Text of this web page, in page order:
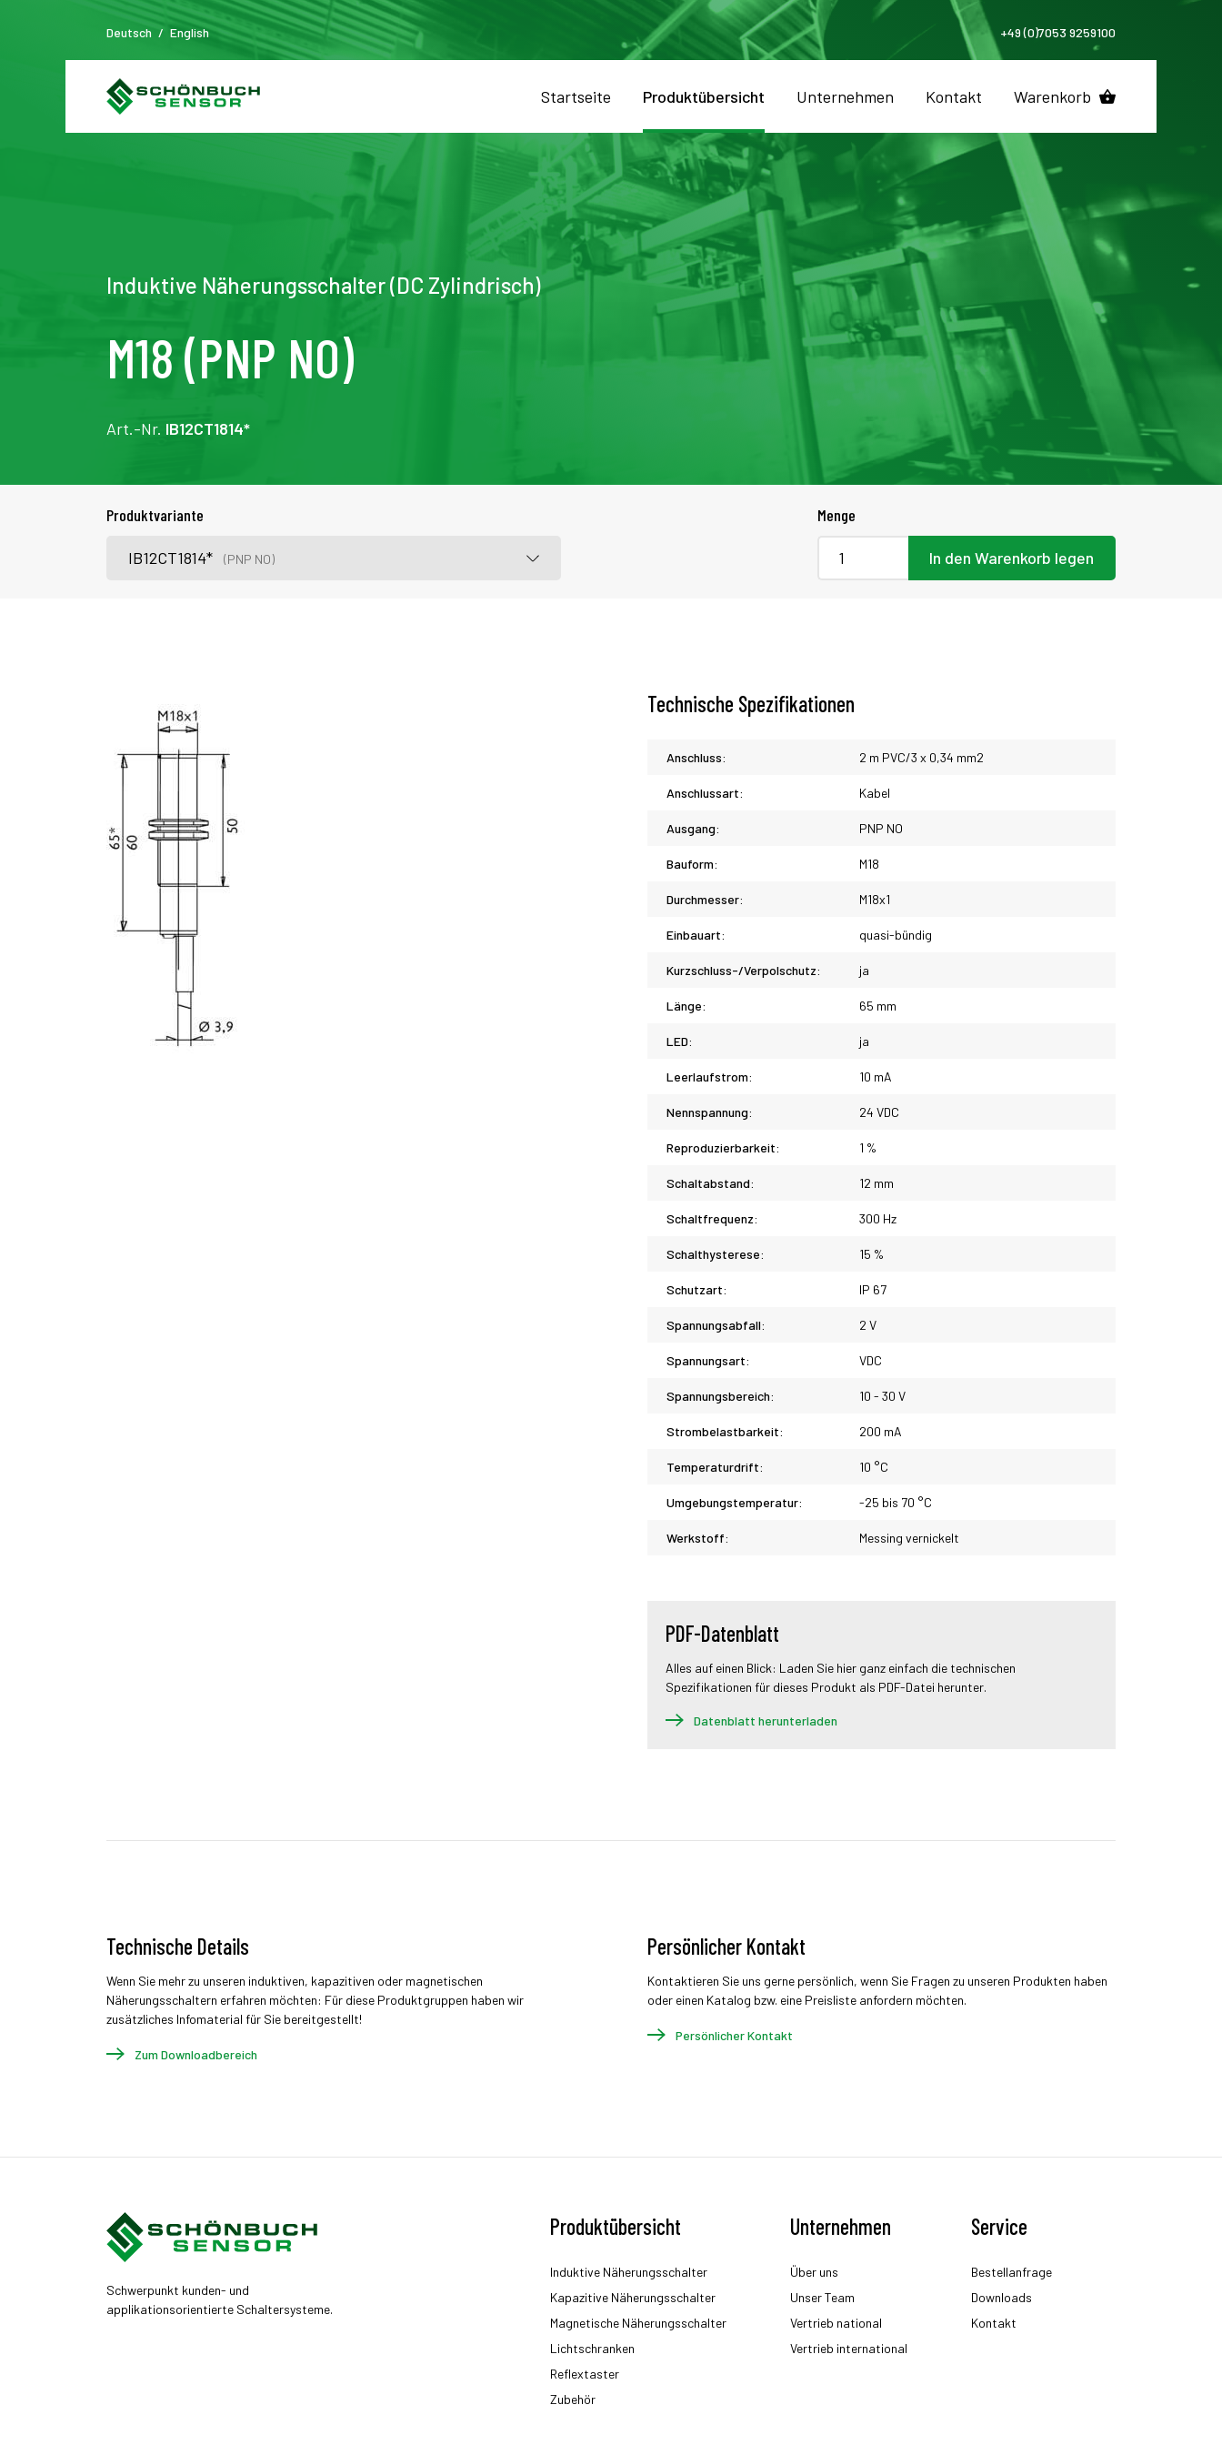
Deutsch / English +49 (0)7053 9259100
Startseite Produktübersicht Unternehmen Kontakt Warenkorb
Induktive Näherungsschalter (DC Zylindrisch)
M18 (PNP NO)
Art.-Nr. IB12CT1814*
Produktvariante
IB12CT1814* (PNP NO)
Menge
In den Warenkorb legen
Technische Spezifikationen
Anschluss: 2 m PVC/3 x 0,34 mm2
Anschlussart: Kabel
Ausgang: PNP NO
Bauform: M18
Durchmesser: M18x1
Einbauart: quasi-bündig
Kurzschluss-/Verpolschutz: ja
Länge: 65 mm
LED: ja
Leerlaufstrom: 10 mA
Nennspannung: 24 VDC
Reproduzierbarkeit: 1 %
Schaltabstand: 12 mm
Schaltfrequenz: 300 Hz
Schalthysterese: 15 %
Schutzart: IP 67
Spannungsabfall: 2 V
Spannungsart: VDC
Spannungsbereich: 10 - 30 V
Strombelastbarkeit: 200 mA
Temperaturdrift: 10 °C
Umgebungstemperatur: -25 bis 70 °C
Werkstoff: Messing vernickelt
PDF-Datenblatt
Alles auf einen Blick: Laden Sie hier ganz einfach die technischen
Spezifikationen für dieses Produkt als PDF-Datei herunter.
Datenblatt herunterladen
Technische Details
Wenn Sie mehr zu unseren induktiven, kapazitiven oder magnetischen
Näherungsschaltern erfahren möchten: Für diese Produktgruppen haben wir
zusätzliches Infomaterial für Sie bereitgestellt!
Zum Downloadbereich
Persönlicher Kontakt
Kontaktieren Sie uns gerne persönlich, wenn Sie Fragen zu unseren Produkten haben
oder einen Katalog bzw. eine Preisliste anfordern möchten.
Persönlicher Kontakt
Schwerpunkt kunden- und
applikationsorientierte Schaltersysteme.
Produktübersicht
Induktive Näherungsschalter
Kapazitive Näherungsschalter
Magnetische Näherungsschalter
Lichtschranken
Reflextaster
Zubehör
Unternehmen
Über uns
Unser Team
Vertrieb national
Vertrieb international
Service
Bestellanfrage
Downloads
Kontakt